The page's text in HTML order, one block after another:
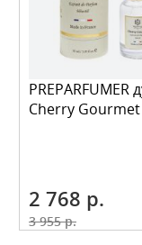
PREPARFUMER
Cherry
2 768 р.
3 955 р.